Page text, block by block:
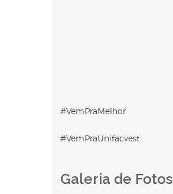
#VemPraMelhor
#VemPraUnifacvest
Galeria de Fotos